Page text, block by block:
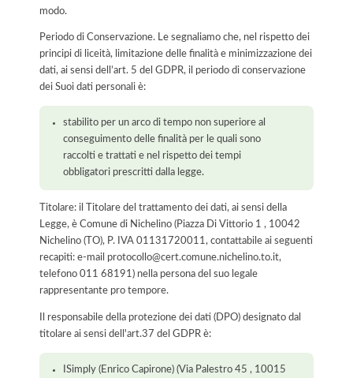
modo.
Periodo di Conservazione. Le segnaliamo che, nel rispetto dei
principi di liceità, limitazione delle finalità e minimizzazione dei
dati, ai sensi dell’art. 5 del GDPR, il periodo di conservazione
dei Suoi dati personali è:
stabilito per un arco di tempo non superiore al
conseguimento delle finalità per le quali sono
raccolti e trattati e nel rispetto dei tempi
obbligatori prescritti dalla legge.
Titolare: il Titolare del trattamento dei dati, ai sensi della
Legge, è Comune di Nichelino (Piazza Di Vittorio 1 , 10042
Nichelino (TO), P. IVA 01131720011, contattabile ai seguenti
recapiti: e-mail protocollo@cert.comune.nichelino.to.it,
telefono 011 68191) nella persona del suo legale
rappresentante pro tempore.
Il responsabile della protezione dei dati (DPO) designato dal
titolare ai sensi dell'art.37 del GDPR è:
ISimply (Enrico Capirone) (Via Palestro 45 , 10015